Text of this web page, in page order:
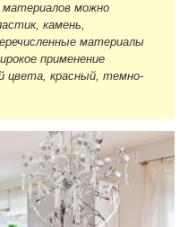
можно
камень,
материалы
применение
цвета, красный, темно-